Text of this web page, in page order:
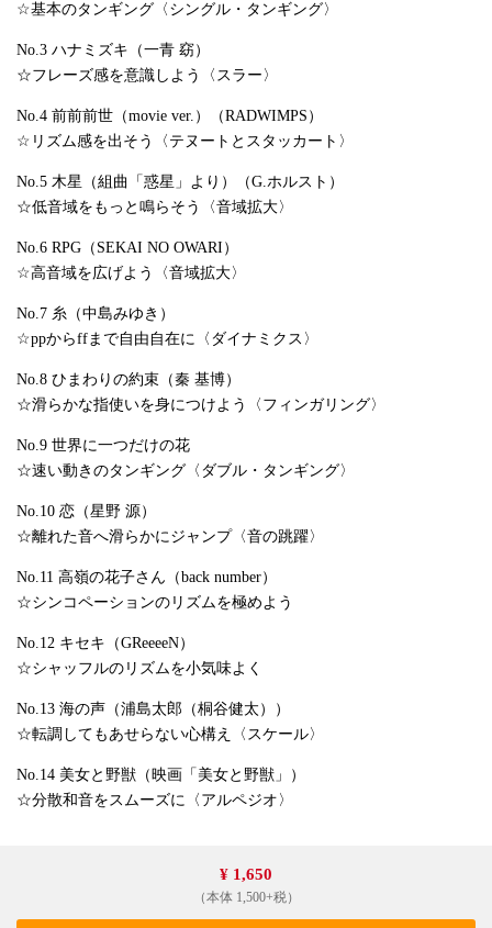
☆基本のタンギング〈シングル・タンギング〉
No.3 ハナミズキ（一青 窈）
☆フレーズ感を意識しよう〈スラー〉
No.4 前前前世（movie ver.）（RADWIMPS）
☆リズム感を出そう〈テヌートとスタッカート〉
No.5 木星（組曲「惑星」より）（G.ホルスト）
☆低音域をもっと鳴らそう〈音域拡大〉
No.6 RPG（SEKAI NO OWARI）
☆高音域を広げよう〈音域拡大〉
No.7 糸（中島みゆき）
☆ppからffまで自由自在に〈ダイナミクス〉
No.8 ひまわりの約束（秦 基博）
☆滑らかな指使いを身につけよう〈フィンガリング〉
No.9 世界に一つだけの花
☆速い動きのタンギング〈ダブル・タンギング〉
No.10 恋（星野 源）
☆離れた音へ滑らかにジャンプ〈音の跳躍〉
No.11 高嶺の花子さん（back number）
☆シンコペーションのリズムを極めよう
No.12 キセキ（GReeeeN）
☆シャッフルのリズムを小気味よく
No.13 海の声（浦島太郎（桐谷健太））
☆転調してもあせらない心構え〈スケール〉
No.14 美女と野獣（映画「美女と野獣」）
☆分散和音をスムーズに〈アルペジオ〉
¥ 1,650
（本体 1,500+税）